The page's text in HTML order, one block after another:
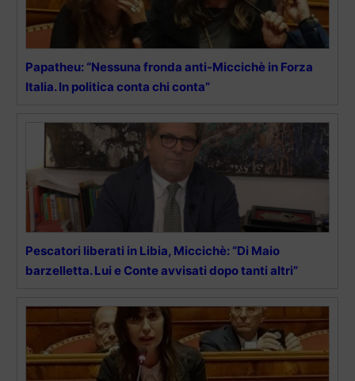
Papatheu: “Nessuna fronda anti-Miccichè in Forza
Italia. In politica conta chi conta”
Pescatori liberati in Libia, Miccichè: “Di Maio
barzelletta. Lui e Conte avvisati dopo tanti altri”